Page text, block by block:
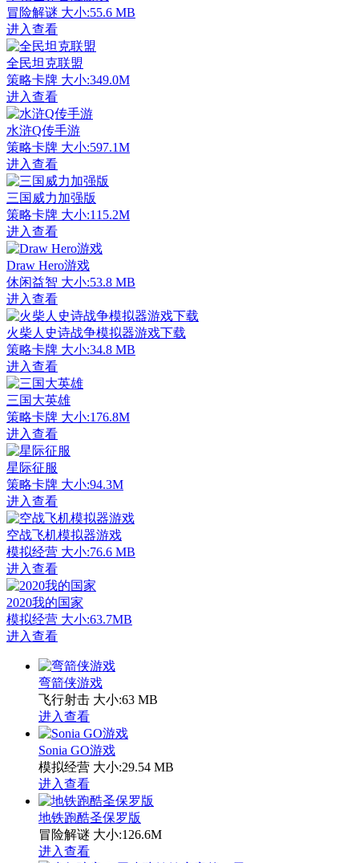
冒险解谜 大小:55.6 MB
进入查看
全民坦克联盟
策略卡牌 大小:349.0M
进入查看
水浒Q传手游
策略卡牌 大小:597.1M
进入查看
三国威力加强版
策略卡牌 大小:115.2M
进入查看
Draw Hero游戏
休闲益智 大小:53.8 MB
进入查看
火柴人史诗战争模拟器游戏下载
策略卡牌 大小:34.8 MB
进入查看
三国大英雄
策略卡牌 大小:176.8M
进入查看
星际征服
策略卡牌 大小:94.3M
进入查看
空战飞机模拟器游戏
模拟经营 大小:76.6 MB
进入查看
2020我的国家
模拟经营 大小:63.7MB
进入查看
弯箭侠游戏
飞行射击 大小:63 MB
进入查看
Sonia GO游戏
模拟经营 大小:29.54 MB
进入查看
地铁跑酷圣保罗版
冒险解谜 大小:126.6M
进入查看